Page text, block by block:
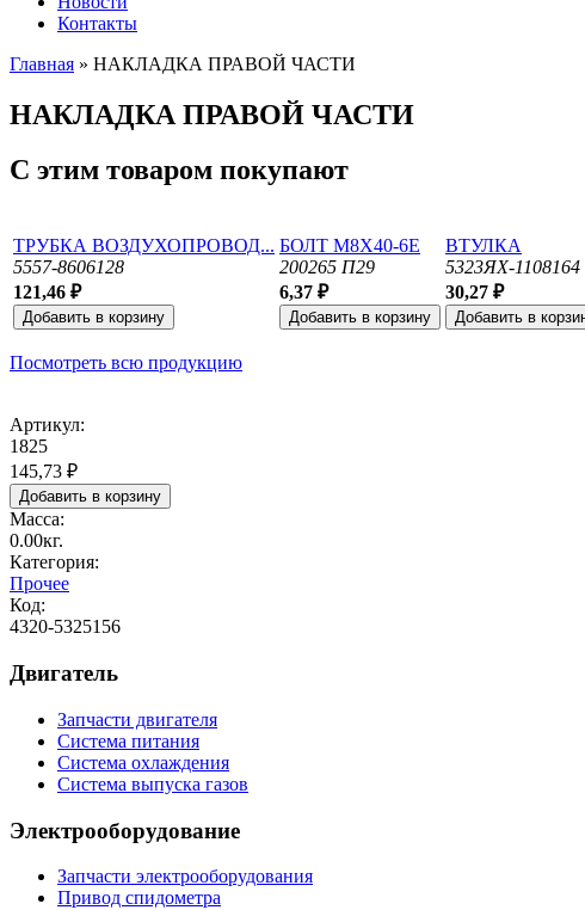
Контакты
Главная » НАКЛАДКА ПРАВОЙ ЧАСТИ
НАКЛАДКА ПРАВОЙ ЧАСТИ
С этим товаром покупают
ТРУБКА ВОЗДУХОПРОВОД...
5557-8606128
121,46 ₽
БОЛТ М8Х40-6Е
200265 П29
6,37 ₽
ВТУЛКА
5323ЯХ-1108164
30,27 ₽
Посмотреть всю продукцию
Артикул:
1825
145,73 ₽
Масса:
0.00кг.
Категория:
Прочее
Код:
4320-5325156
Двигатель
Запчасти двигателя
Система питания
Система охлаждения
Система выпуска газов
Электрооборудование
Запчасти электрооборудования
Привод спидометра